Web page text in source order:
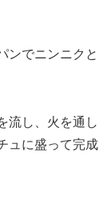
ンでニンニクと
流し、火を通し
ュに盛って完成